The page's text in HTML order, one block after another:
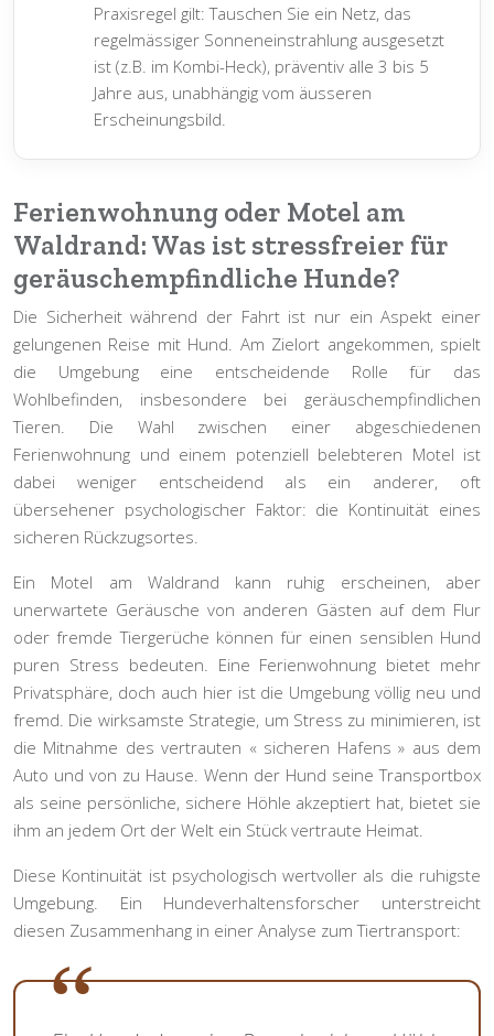
Praxisregel gilt: Tauschen Sie ein Netz, das
regelmässiger Sonneneinstrahlung ausgesetzt
ist (z.B. im Kombi-Heck), präventiv alle 3 bis 5
Jahre aus, unabhängig vom äusseren
Erscheinungsbild.
Ferienwohnung oder Motel am
Waldrand: Was ist stressfreier für
geräuschempfindliche Hunde?
Die Sicherheit während der Fahrt ist nur ein Aspekt einer
gelungenen Reise mit Hund. Am Zielort angekommen, spielt
die Umgebung eine entscheidende Rolle für das
Wohlbefinden, insbesondere bei geräuschempfindlichen
Tieren. Die Wahl zwischen einer abgeschiedenen
Ferienwohnung und einem potenziell belebteren Motel ist
dabei weniger entscheidend als ein anderer, oft
übersehener psychologischer Faktor: die Kontinuität eines
sicheren Rückzugsortes
Ein Motel am Waldrand kann ruhig erscheinen, aber
unerwartete Geräusche von anderen Gästen auf dem Flur
oder fremde Tiergerüche können für einen sensiblen Hund
puren Stress bedeuten. Eine Ferienwohnung bietet mehr
Privatsphäre, doch auch hier ist die Umgebung völlig neu und
fremd. Die wirksamste Strategie, um Stress zu minimieren, ist
die Mitnahme des vertrauten « sicheren Hafens » aus dem
Auto und von zu Hause. Wenn der Hund seine Transportbox
als seine persönliche, sichere Höhle akzeptiert hat, bietet sie
ihm an jedem Ort der Welt ein Stück vertraute Heimat.
Diese Kontinuität ist psychologisch wertvoller als die ruhigste
Umgebung. Ein Hundeverhaltensforscher unterstreicht
diesen Zusammenhang in einer Analyse zum Tiertransport: